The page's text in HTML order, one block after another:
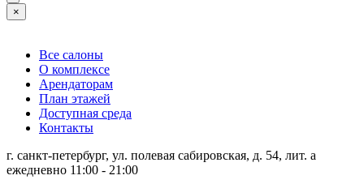
×
Все салоны
О комплексе
Арендаторам
План этажей
Доступная среда
Контакты
г. санкт-петербург, ул. полевая сабировская, д. 54, лит. а
ежедневно 11:00 - 21:00